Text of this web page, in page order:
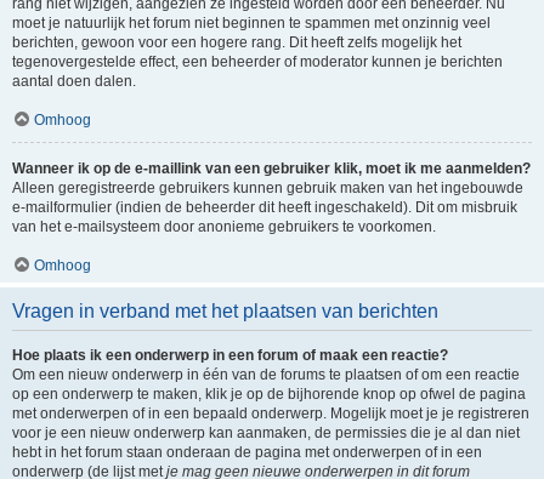
rang niet wijzigen, aangezien ze ingesteld worden door een beheerder. Nu
moet je natuurlijk het forum niet beginnen te spammen met onzinnig veel
berichten, gewoon voor een hogere rang. Dit heeft zelfs mogelijk het
tegenovergestelde effect, een beheerder of moderator kunnen je berichten
aantal doen dalen.
Omhoog
Wanneer ik op de e-maillink van een gebruiker klik, moet ik me aanmelden?
Alleen geregistreerde gebruikers kunnen gebruik maken van het ingebouwde
e-mailformulier (indien de beheerder dit heeft ingeschakeld). Dit om misbruik
van het e-mailsysteem door anonieme gebruikers te voorkomen.
Omhoog
Vragen in verband met het plaatsen van berichten
Hoe plaats ik een onderwerp in een forum of maak een reactie?
Om een nieuw onderwerp in één van de forums te plaatsen of om een reactie
op een onderwerp te maken, klik je op de bijhorende knop op ofwel de pagina
met onderwerpen of in een bepaald onderwerp. Mogelijk moet je je registreren
voor je een nieuw onderwerp kan aanmaken, de permissies die je al dan niet
hebt in het forum staan onderaan de pagina met onderwerpen of in een
onderwerp (de lijst metje mag geen nieuwe onderwerpen in dit forum